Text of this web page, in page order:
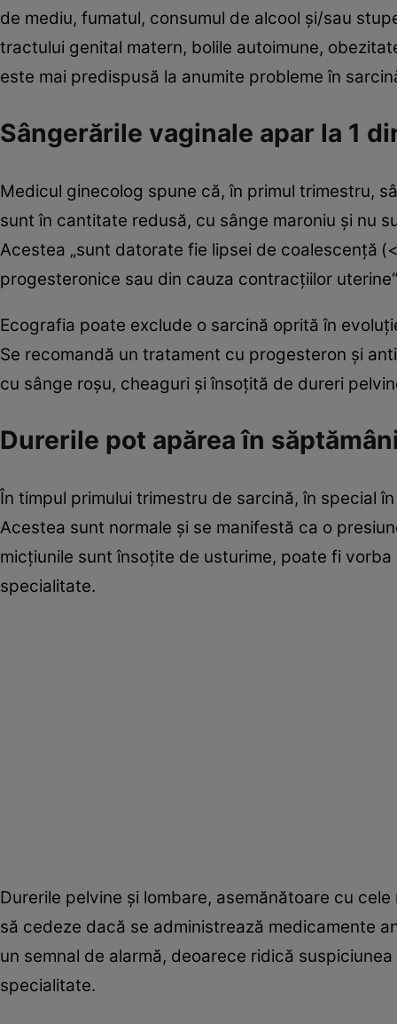
de mediu, fumatul, consumul de alcool şi/sau
tractului genital matern, bolile autoimune,
este mai predispusă la anumite probleme în
Sângerările vaginale apar la 1
Medicul ginecolog spune că, în primul trimestru,
sunt în cantitate redusă, cu sânge maroniu şi nu
Acestea „sunt datorate fie lipsei de coalescenţă
progesteronice sau din cauza contracţiilor
Ecografia poate exclude o sarcină oprită în
Se recomandă un tratament cu progesteron şi
cu sânge roşu, cheaguri şi însoţită de dureri
Durerile pot apărea în
În timpul primului trimestru de sarcină, în special
Acestea sunt normale şi se manifestă ca o
micţiunile sunt însoţite de usturime, poate fi
specialitate.
Durerile pelvine şi lombare, asemănătoare cu
să cedeze dacă se administrează medicamente
un semnal de alarmă, deoarece ridică
specialitate.